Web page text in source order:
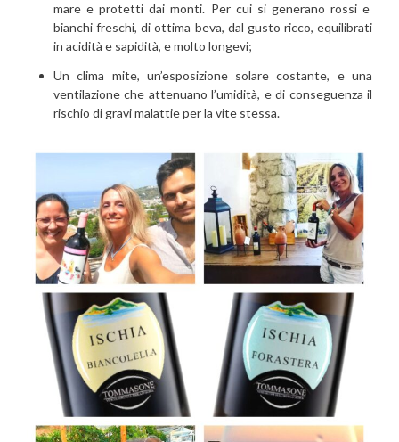
mare e protetti dai monti. Per cui si generano rossi e
bianchi freschi, di ottima beva, dal gusto ricco, equilibrati
in acidità e sapidità, e molto longevi;
Un clima mite, un’esposizione solare costante, e una
ventilazione che attenuano l’umidità, e di conseguenza il
rischio di gravi malattie per la vite stessa.